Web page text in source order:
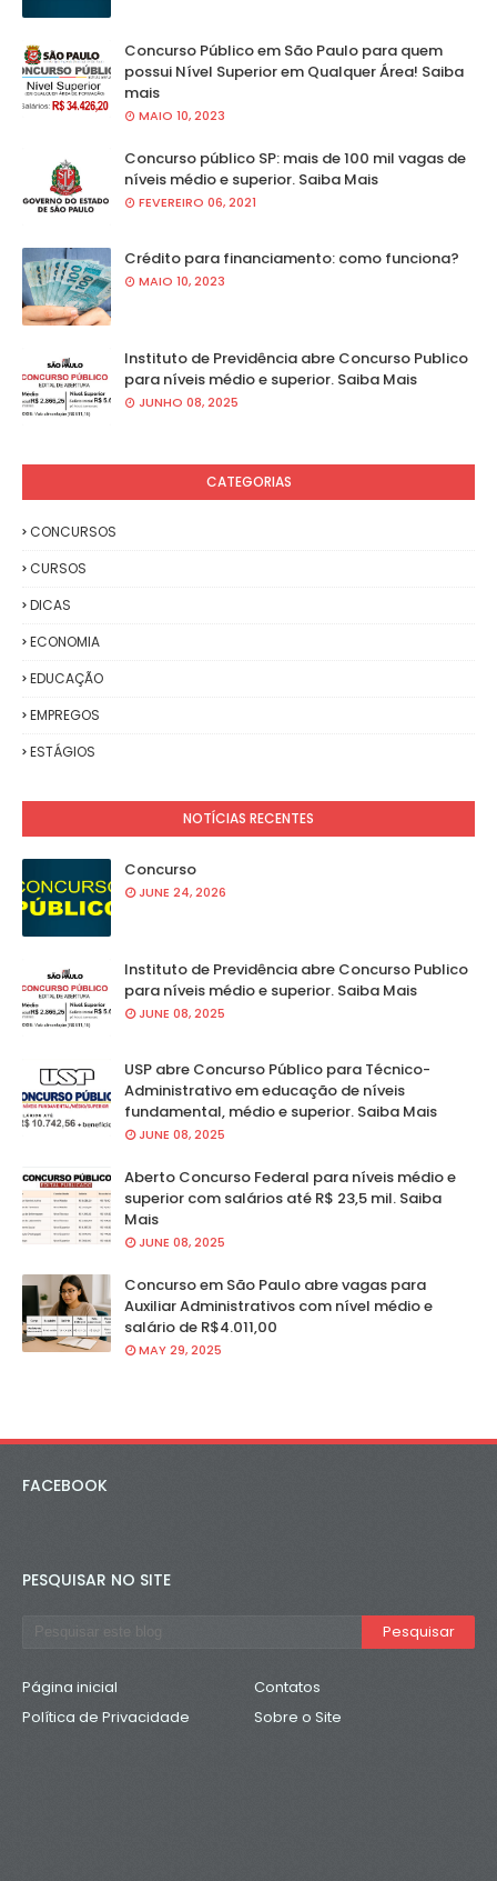
Concurso Público em São Paulo para quem
possui Nível Superior em Qualquer Área! Saiba
mais
MAIO 10, 2023
Concurso público SP: mais de 100 mil vagas de
níveis médio e superior. Saiba Mais
FEVEREIRO 06, 2021
Crédito para financiamento: como funciona?
MAIO 10, 2023
Instituto de Previdência abre Concurso Publico
para níveis médio e superior. Saiba Mais
JUNHO 08, 2025
CATEGORIAS
CONCURSOS
CURSOS
DICAS
ECONOMIA
EDUCAÇÃO
EMPREGOS
ESTÁGIOS
NOTÍCIAS RECENTES
Concurso
JUNE 24, 2026
Instituto de Previdência abre Concurso Publico
para níveis médio e superior. Saiba Mais
JUNE 08, 2025
USP abre Concurso Público para Técnico-
Administrativo em educação de níveis
fundamental, médio e superior. Saiba Mais
JUNE 08, 2025
Aberto Concurso Federal para níveis médio e
superior com salários até R$ 23,5 mil. Saiba
Mais
JUNE 08, 2025
Concurso em São Paulo abre vagas para
Auxiliar Administrativos com nível médio e
salário de R$4.011,00
MAY 29, 2025
FACEBOOK
PESQUISAR NO SITE
Página inicial
Contatos
Política de Privacidade
Sobre o Site